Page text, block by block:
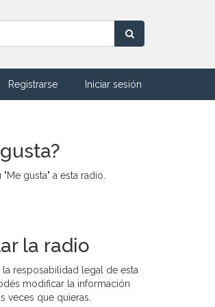
Registrarse Iniciar sesión
"Me gusta" a esta radio.
la radio
la resposabilidad legal de esta
modificar la información
veces que quieras.